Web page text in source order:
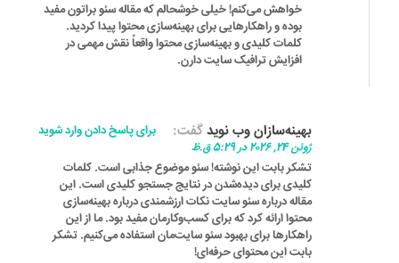
خواهش می‌کنم! خیلی خوشحالم که مقاله سئو براتون مفید
بوده و راهکارهایی برای بهینه‌سازی محتوا پیدا کردید.
کلمات کلیدی و بهینه‌سازی محتوا واقعاً نقش مهمی در
افزایش ترافیک سایت دارن.
بهینه‌سازان وب نویدگفت:
ژوئن 24, 2026 در 5:29 ق.ظ
تشکر بابت این نوشته! سئو موضوع جذابی است. کلمات
کلیدی برای دیده‌شدن در نتایج جستجو کلیدی است. این
مقاله درباره سئو سایت نکات ارزشمندی درباره بهینه‌سازی
محتوا ارائه کرد که برای کسب‌وکارمان مفید بود. ما از این
راهکارها برای بهبود سئو سایت‌مان استفاده می‌کنیم. تشکر
بابت این محتوای حرفه‌ای!
برای پاسخ دادن وارد شوید